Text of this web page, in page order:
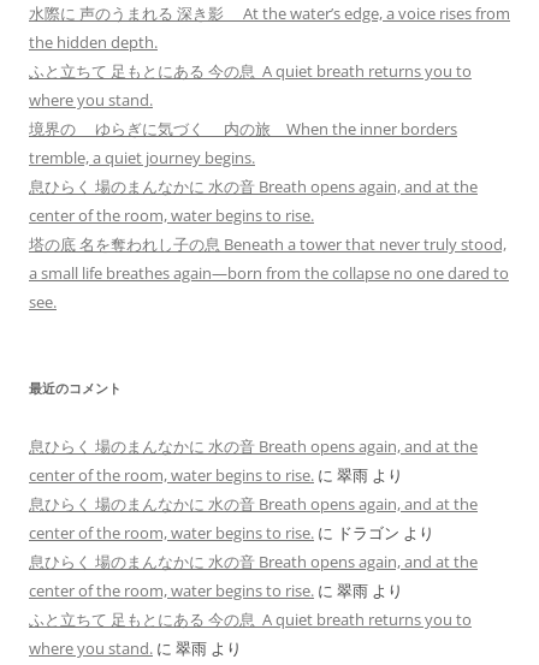
水際に 声のうまれる 深き影 At the water’s edge, a voice rises from
the hidden depth.
ふと立ちて 足もとにある 今の息 A quiet breath returns you to
where you stand.
境界の ゆらぎに気づく 内の旅 When the inner borders
tremble, a quiet journey begins.
息ひらく 場のまんなかに 水の音 Breath opens again, and at the
center of the room, water begins to rise.
塔の底 名を奪われし子の息 Beneath a tower that never truly stood,
a small life breathes again—born from the collapse no one dared to
see.
最近のコメント
息ひらく 場のまんなかに 水の音 Breath opens again, and at the
center of the room, water begins to rise. に 翠雨 より
息ひらく 場のまんなかに 水の音 Breath opens again, and at the
center of the room, water begins to rise. に ドラゴン より
息ひらく 場のまんなかに 水の音 Breath opens again, and at the
center of the room, water begins to rise. に 翠雨 より
ふと立ちて 足もとにある 今の息 A quiet breath returns you to
where you stand. に 翠雨 より